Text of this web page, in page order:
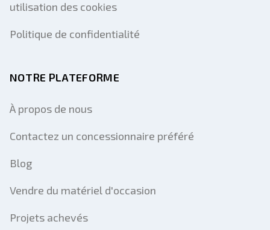
utilisation des cookies
Politique de confidentialité
NOTRE PLATEFORME
À propos de nous
Contactez un concessionnaire préféré
Blog
Vendre du matériel d'occasion
Projets achevés